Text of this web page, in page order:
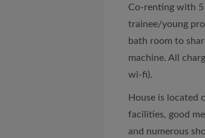
Co-renting with
trainee/young
bath room to
machine. All
wi-fi).
House is located
facilities, good
and numerous